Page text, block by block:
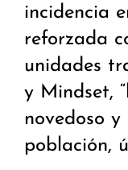
incidencia
reforzada
unidades
y Mindset,
novedoso
población,